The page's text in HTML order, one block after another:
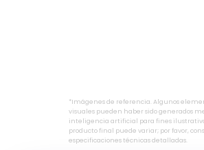
*Imágenes de referencia. Algunos
visuales pueden haber sido generados
inteligencia artificial para fines
producto final puede variar; por favor,
especificaciones técnicas detalladas.